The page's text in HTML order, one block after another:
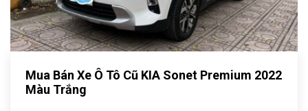
Mua Bán Xe Ô Tô Cũ KIA Sonet Premium 2022
Màu Trắng